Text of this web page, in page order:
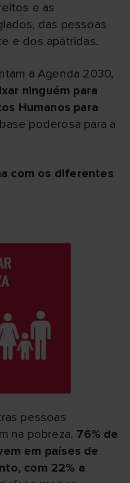
e as
das pessoas
e dos apátridas.
a Agenda 2030,
ninguém para
Humanos para
poderosa para a
com os diferentes
pessoas
na pobreza. 76% de
em países de
com 22% a